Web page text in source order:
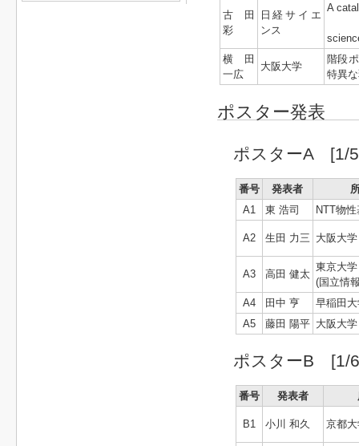
古田
彩
日経サイエ
ンス
A
横田
一広
大阪大学
階段
特異
ポスター発表
ポスターA [1/
番号 発表者
A1
東 浩司 NTT物
A2 生田 力三 大阪大学
A3 高田 健太
東京大学
(国立情
A4
田中 亨
早稲田大
A5
藤田 陽平 大阪大学
ポスターB [1/
番号 発表者
B1 小川 和久 京都大